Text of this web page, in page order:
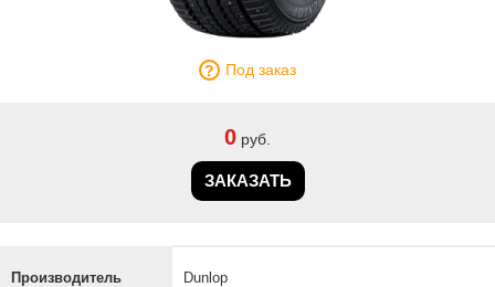
Под заказ
0 руб.
ЗАКАЗАТЬ
Производитель Dunlop